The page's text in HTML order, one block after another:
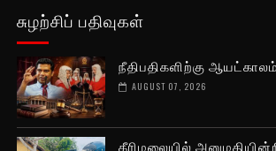
சுழற்சிப் பதிவுகள்
நீதிபதிகளிற்கு
AUGUST 07, 2026
கீரிமலையில்